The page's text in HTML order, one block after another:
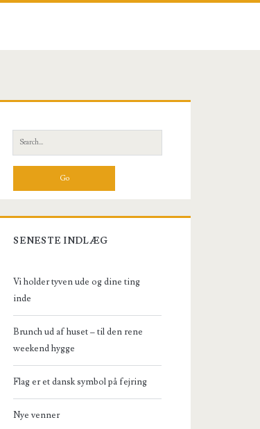
Sidebar
Search
for:
SENESTE INDLÆG
Vi holder tyven ude og dine ting
inde
Brunch ud af huset – til den rene
weekend hygge
Flag er et dansk symbol på fejring
Nye venner